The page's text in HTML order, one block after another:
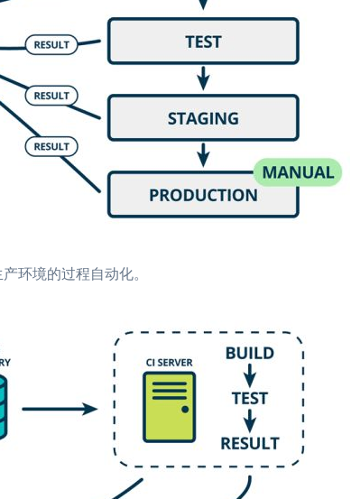
环境的过程自动化。